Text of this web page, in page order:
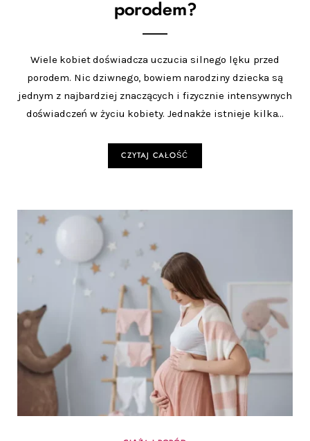
porodem?
Wiele kobiet doświadcza uczucia silnego lęku przed
porodem. Nic dziwnego, bowiem narodziny dziecka są
jednym z najbardziej znaczących i fizycznie intensywnych
doświadczeń w życiu kobiety. Jednakże istnieje kilka…
CZYTAJ CAŁOŚĆ